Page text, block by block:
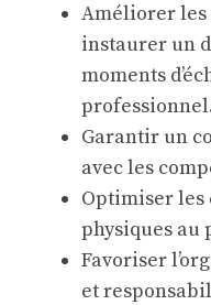
Améliorer les
instaurer un
moments
Garantir un
avec les
Optimiser
physiques au
Favoriser
et